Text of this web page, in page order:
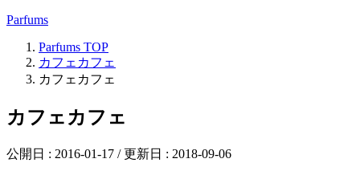
Parfums
Parfums TOP
カフェカフェ
カフェカフェ
カフェカフェ
公開日 : 2016-01-17 / 更新日 : 2018-09-06